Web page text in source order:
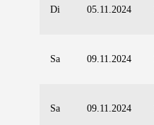
Di 05.11.2024
Sa 09.11.2024
Sa 09.11.2024